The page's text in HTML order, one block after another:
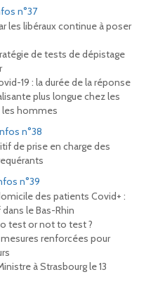
n°37
les libéraux continue à poser
de tests de dépistage
19 : la durée de la réponse
plus longue chez les
hommes
n°38
de prise en charge des
n°39
des patients Covid+ :
le Bas-Rhin
test or not to test ?
mesures renforcées pour
à Strasbourg le 13